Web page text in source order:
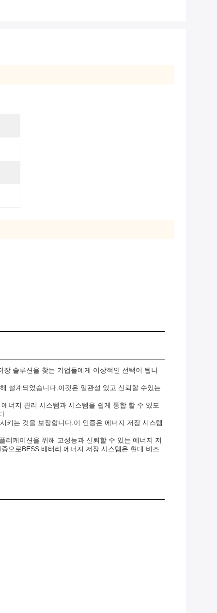
솔루션을 찾는 기업들에게 이상적인 선택이 됩니
설계되었습니다.이것은 일관성 있고 신뢰할 수있는
너지 관리 시스템과 시스템을 쉽게 통합 할 수 있도
.
키는 것을 보장합니다.이 인증은 에너지 저장 시스템
리케이션을 위해 고성능과 신뢰할 수 있는 에너지 저
으로BESS 배터리 에너지 저장 시스템은 현대 비즈